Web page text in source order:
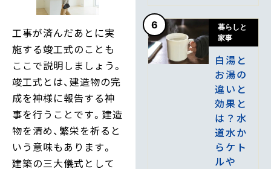
工事が済んだあとに実
施する竣工式のことも
ここで説明しましょう。
竣工式とは、建造物の完
成を神様に報告する神
事を行うことです。建造
物を清め、繁栄を祈ると
いう意味もあります。
建築の三大儀式として
6
暮らしと
家事
白湯と
お湯の
違いと
効果と
は？水
道水か
らケト
ルや